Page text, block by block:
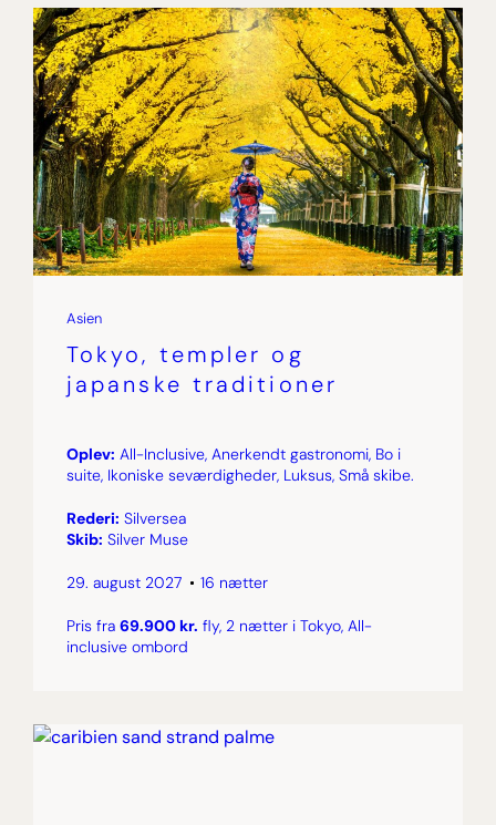
Asien
Tokyo, templer og
japanske traditioner
Oplev: All-Inclusive, Anerkendt gastronomi, Bo i
suite, Ikoniske seværdigheder, Luksus, Små skibe.
Rederi: Silversea
Skib: Silver Muse
29. august 2027 16 nætter
Pris fra 69.900 kr. fly, 2 nætter i Tokyo, All-
inclusive ombord